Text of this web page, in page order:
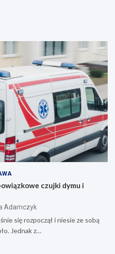
czujki dymu i
Adamczyk
się rozpoczął i niesie ze sobą
Jednak z…